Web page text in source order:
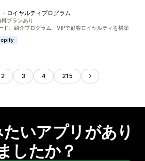
ロイヤルティプログラム
4176件
料プランあり
ド、紹介プログラム、VIPで顧客ロイヤルティを構築
2 3 4 215
いアプリがあり
したか？